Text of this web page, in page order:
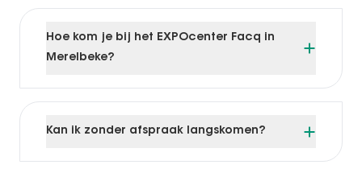
Hoe kom je bij het EXPOcenter Facq in
Merelbeke?
Kan ik zonder afspraak langskomen?